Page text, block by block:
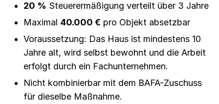
20 % Steuerermäßigung verteilt über 3 Jahre
Maximal 40.000 € pro Objekt absetzbar
Voraussetzung: Das Haus ist mindestens 10
Jahre alt, wird selbst bewohnt und die Arbeit
erfolgt durch ein Fachunternehmen.
Nicht kombinierbar mit dem BAFA-Zuschuss
für dieselbe Maßnahme.